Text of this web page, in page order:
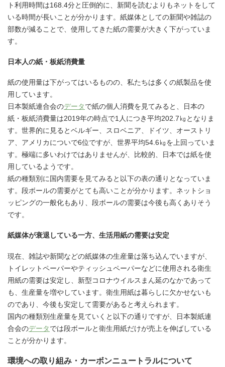
ト利用時間は168.4分と圧倒的に、新聞を読むよりもネットをして
いる時間が長いことが分かります。紙媒体としての新聞や雑誌の
部数が減ることで、使用してきた紙の需要が大きく下がっていま
す。
日本人の紙・板紙消費量
紙の使用量は下がってはいるものの、私たちは多くの紙製品を使
用しています。
日本製紙連合会のデータで紙の個人消費を見てみると、日本の
紙・板紙消費量は2019年の時点で1人につき平均202.7㎏となりま
す。世界的に見るとベルギー、スロベニア、ドイツ、オーストリ
ア、アメリカについで6位ですが、世界平均54.6㎏を上回っていま
す。極端に多いわけではありませんが、比較的、日本では紙を使
用しているようです。
紙の種類別に国内需要を見てみると以下の表の通りとなっていま
す。段ボールの需要がとても高いことが分かります。ネットショ
ッピングの一般化もあり、段ボールの需要は今後も高くありそう
です。
紙媒体が衰退している一方、生活用紙の需要は安定
現在、雑誌や新聞などの紙媒体の生産量は落ち込んでいますが、
トイレットペーパーやティッシュペーパーなどに使用される衛生
用紙の需要は安定し、新型コロナウイルスまん延のなかであって
も、生産量を増やしています。衛生用紙は暮らしに欠かせないも
のであり、今後も安定して需要があると考えられます。
国内の種類別生産量を見ていくと以下の通りですが、日本製紙連
合会のデータでは段ボールと衛生用紙だけが売上を伸ばしている
ことが分かります。
環境への取り組み・カーボンニュートラルについて